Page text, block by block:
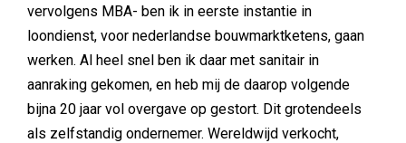
vervolgens MBA- ben ik in eerste instantie in
loondienst, voor nederlandse bouwmarktketens, gaan
werken. Al heel snel ben ik daar met sanitair in
aanraking gekomen, en heb mij de daarop volgende
bijna 20 jaar vol overgave op gestort. Dit grotendeels
als zelfstandig ondernemer. Wereldwijd verkocht,